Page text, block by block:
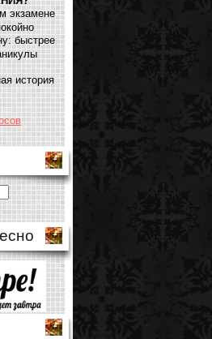
экзамене
быстрее
история